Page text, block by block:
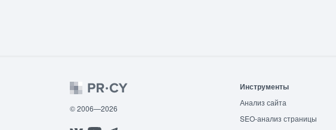
© 2006—2026
Инструменты
Анализ сайта
SEO-анализ страницы